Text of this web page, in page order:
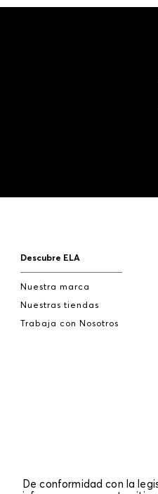
Descubre ELA
Nuestra marca
Nuestras tiendas
Trabaja con Nosotros
De conformidad con la